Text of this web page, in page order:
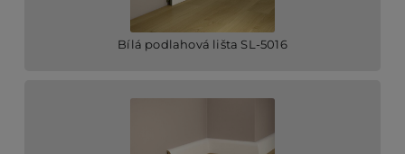
Bílá podlahová lišta SL-5016